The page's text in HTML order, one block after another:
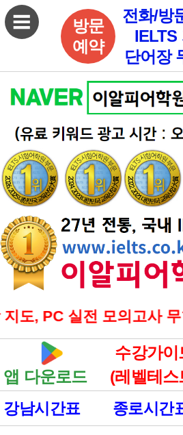
방문
예약
전화/방
IELTS
단어장
실전 모의고사 무
앱 다운로드
수강가이
(레벨테스
강남시간표
종로시간